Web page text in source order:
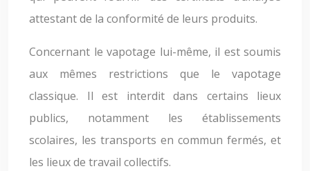
attestant de la conformité de leurs produits.
Concernant le vapotage lui-même, il est soumis
aux mêmes restrictions que le vapotage
classique. Il est interdit dans certains lieux
publics, notamment les établissements
scolaires, les transports en commun fermés, et
les lieux de travail collectifs.